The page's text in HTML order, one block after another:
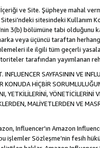
ve Site. Şüpheye mahal
sitesindeki Kullanım
3(b) bölümüne tabi olduğunu
veya üçüncü taraftan
ile ilgili tüm geçerli
tarafından yayımlanan
INFLUENCER SAYFASININ VE
KONUDA HİÇBİR
YETKİLİLERİNİ, YÖNETİCİLERİNİ
MALİYETLERDEN VE
Influencer'ın Amazon
işlemler Sözleşme’nin fesih